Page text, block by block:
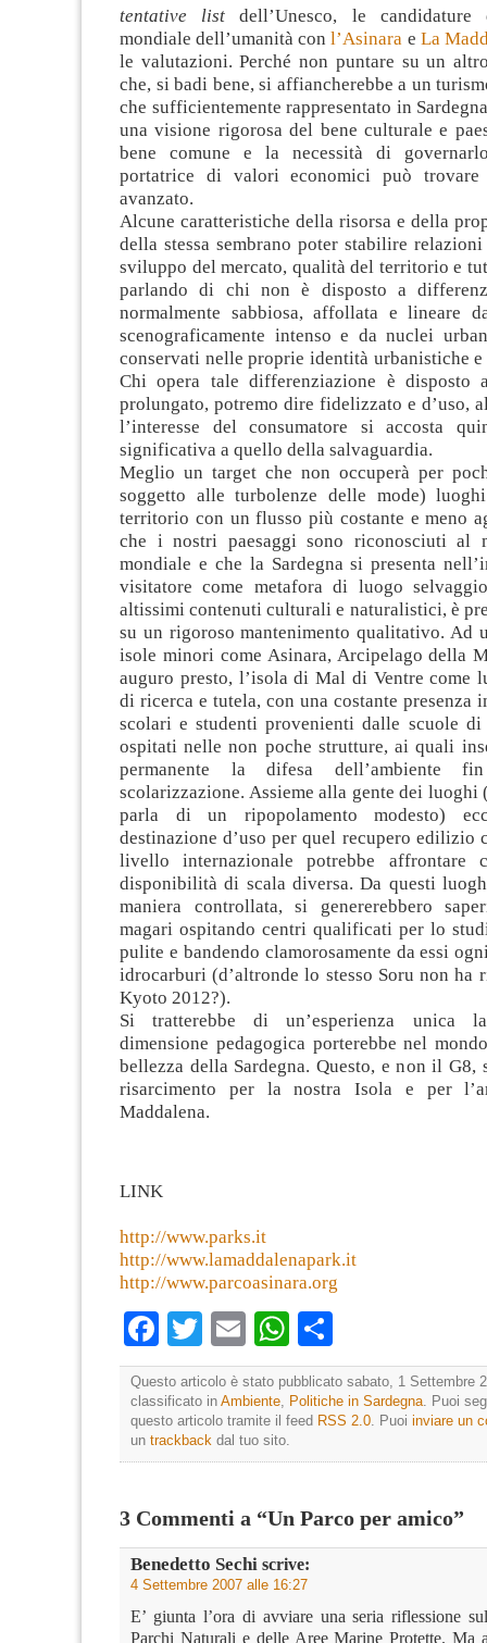
tentative list dell’Unesco, le candidature
mondiale dell’umanità conl’Asinara e La
le valutazioni. Perché non puntare su un
che, si badi bene, si affiancherebbe a un
che sufficientemente rappresentato in
una visione rigorosa del bene culturale e
bene comune e la necessità di
portatrice di valori economici può
avanzato.
Alcune caratteristiche della risorsa e della
della stessa sembrano poter stabilire
sviluppo del mercato, qualità del territorio e
parlando di chi non è disposto a
normalmente sabbiosa, affollata e lineare
scenograficamente intenso e da nuclei
conservati nelle proprie identità urbanistiche
Chi opera tale differenziazione è disposto
prolungato, potremo dire fidelizzato e d’uso,
l’interesse del consumatore si accosta
significativa a quello della salvaguardia.
Meglio un target che non occuperà per
soggetto alle turbolenze delle mode)
territorio con un flusso più costante e meno
che i nostri paesaggi sono riconosciuti al
mondiale e che la Sardegna si presenta
visitatore come metafora di luogo
altissimi contenuti culturali e naturalistici, è
su un rigoroso mantenimento qualitativo. Ad
isole minori come Asinara, Arcipelago della
auguro presto, l’isola di Mal di Ventre come
di ricerca e tutela, con una costante presenza
scolari e studenti provenienti dalle scuole
ospitati nelle non poche strutture, ai quali
permanente la difesa dell’ambiente
scolarizzazione. Assieme alla gente dei luoghi
parla di un ripopolamento modesto)
destinazione d’uso per quel recupero edilizio
livello internazionale potrebbe affrontare
disponibilità di scala diversa. Da questi
maniera controllata, si genererebbero
magari ospitando centri qualificati per lo
pulite e bandendo clamorosamente da essi
idrocarburi (d’altronde lo stesso Soru non ha
Kyoto 2012?).
Si tratterebbe di un’esperienza unica
dimensione pedagogica porterebbe nel
bellezza della Sardegna. Questo, e non il G8,
risarcimento per la nostra Isola e per
Maddalena.
LINK
http://www.parks.it
http://www.lamaddalenapark.it
http://www.parcoasinara.org
Facebook
TwitterEmailWhatsApp
Questo articolo è stato pubblicato sabato, 1 Settembre
classificato in Ambiente Politiche in Sardegna . Puoi
questo articolo tramite il feed RSS 2.0 . Puoi inviare un
un trackback dal tuo sito.
3 Commenti a “Un Parco per amico”
Benedetto Sechi scrive:
4 Settembre 2007 alle 16:27
E’ giunta l’ora di avviare una seria riflessione
Parchi Naturali e delle Aree Marine Protette. Ma